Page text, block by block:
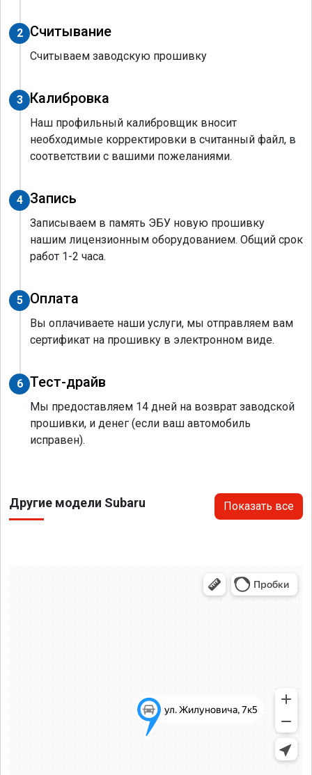
2 Считывание
Считываем заводскую прошивку
3 Калибровка
Наш профильный калибровщик вносит
необходимые корректировки в считанный файл, в
соответствии с вашими пожеланиями.
4 Запись
Записываем в память ЭБУ новую прошивку
нашим лицензионным оборудованием. Общий срок
работ 1-2 часа.
5 Оплата
Вы оплачиваете наши услуги, мы отправляем вам
сертификат на прошивку в электронном виде.
6 Тест-драйв
Мы предоставляем 14 дней на возврат заводской
прошивки, и денег (если ваш автомобиль
исправен).
Другие модели Subaru Показать все